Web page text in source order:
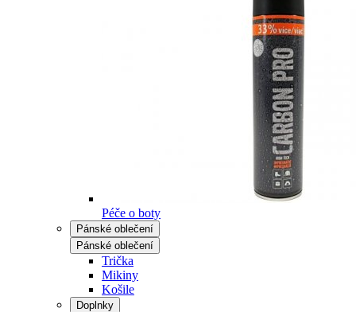
Péče o boty
Pánské oblečení
Pánské oblečení
Trička
Mikiny
Košile
Doplnky